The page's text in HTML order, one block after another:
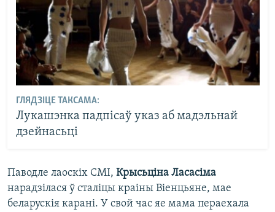
ГЛЯДЗІЦЕ ТАКСАМА:
Лукашэнка падпісаў указ аб мадэльнай
дзейнасьці
Паводле лаоскіх СМІ, Крысьціна Ласасіма
нарадзілася ў сталіцы краіны Віенцьяне, мае
беларускія карані. У свой час яе мама пераехала